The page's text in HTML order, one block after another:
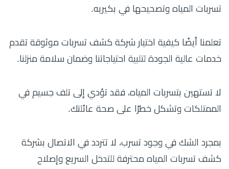
تسربات المياه وتصحيحها في بكيريه.
تعلمنا أيضًا كيفية اختيار شركة كشف تسربات موثوقة تقدم
خدمات عالية الجودة لتلبية احتياجاتنا وضمان سلامة منزلنا.
لا تستهين بتسربات المياه، فقد تؤدي إلى تلف جسيم في
الممتلكات وتشكل خطرًا على صحة عائلتك.
بمجرد الشك في وجود تسرب، لا تتردد في الاتصال بشركة
كشف تسربات المياه محترفة للتدخل السريع وإصلاح